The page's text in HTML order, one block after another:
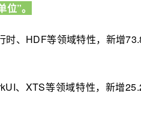
”。
时、HDF等领域特性，新增
、XTS等领域特性，新增